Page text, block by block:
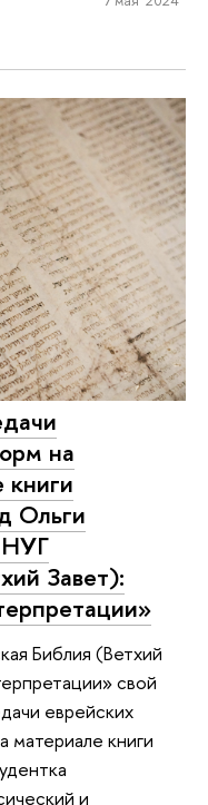
на
книги
Ольги
НУГ
Завет):
Библия (Ветхий
свой
еврейских
материале книги
и